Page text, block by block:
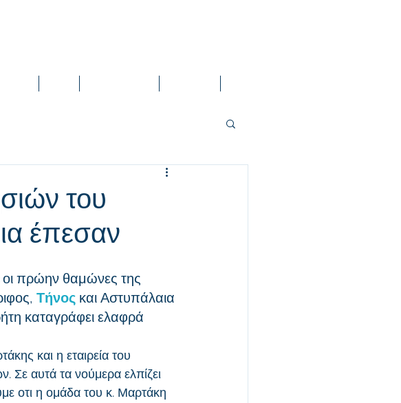
του
έπεσαν
πρώην θαμώνες της
Τήνος και Αστυπάλαια
καταγράφει ελαφρά
και η εταιρεία του
Σε αυτά τα νούμερα ελπίζει
οτι η ομάδα του κ. Μαρτάκη